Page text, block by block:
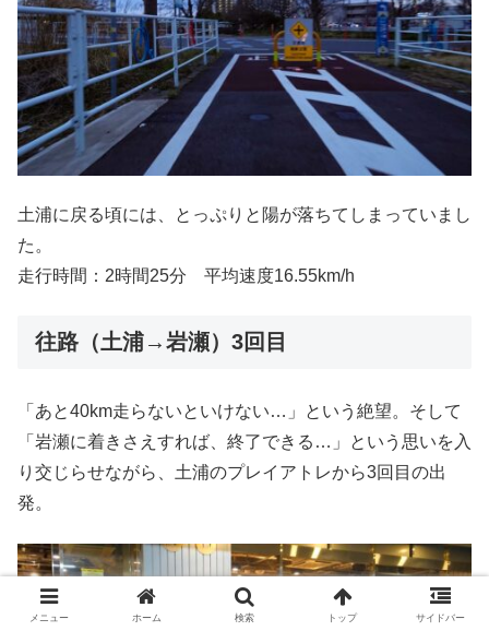
土浦に戻る頃には、とっぷりと陽が落ちてしまっていまし
た。
走行時間：2時間25分 平均速度16.55km/h
往路（土浦→岩瀬）3回目
「あと40km走らないといけない…」という絶望。そして
「岩瀬に着きさえすれば、終了できる…」という思いを入
り交じらせながら、土浦のプレイアトレから3回目の出
発。
メニュー ホーム 検索 トップ サイドバー